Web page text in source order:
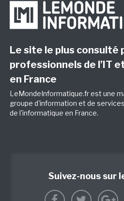
Le site le plus consulté
professionnels de l’IT
en France
LeMondeInformatique.fr est une
groupe d'information et de
de l'informatique en France.
Suivez-nous sur